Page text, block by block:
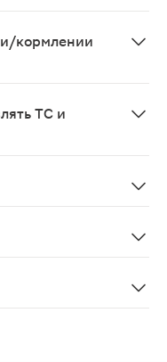
кормлении
ТС и